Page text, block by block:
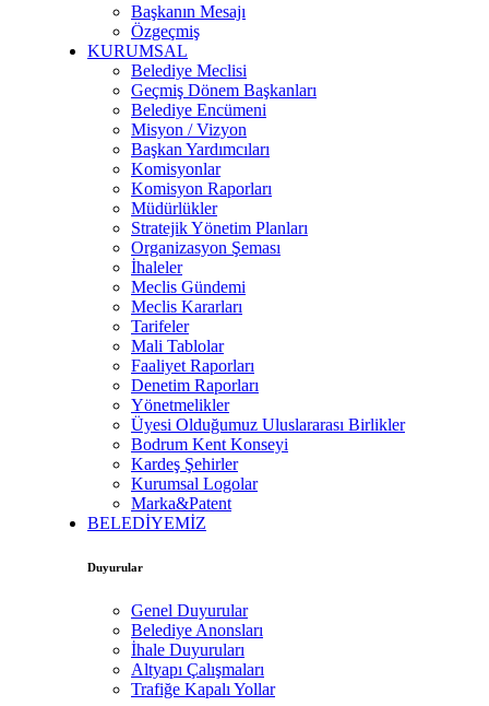
Başkanın Mesajı
Özgeçmiş
KURUMSAL
Belediye Meclisi
Geçmiş Dönem Başkanları
Belediye Encümeni
Misyon / Vizyon
Başkan Yardımcıları
Komisyonlar
Komisyon Raporları
Müdürlükler
Stratejik Yönetim Planları
Organizasyon Şeması
İhaleler
Meclis Gündemi
Meclis Kararları
Tarifeler
Mali Tablolar
Faaliyet Raporları
Denetim Raporları
Yönetmelikler
Üyesi Olduğumuz Uluslararası Birlikler
Bodrum Kent Konseyi
Kardeş Şehirler
Kurumsal Logolar
Marka&Patent
BELEDİYEMİZ
Duyurular
Genel Duyurular
Belediye Anonsları
İhale Duyuruları
Altyapı Çalışmaları
Trafiğe Kapalı Yollar